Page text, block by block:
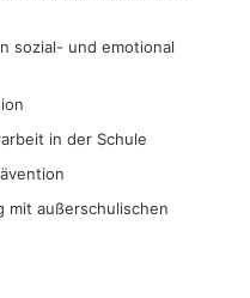
sozial- und emotional
in der Schule
mit außerschulischen